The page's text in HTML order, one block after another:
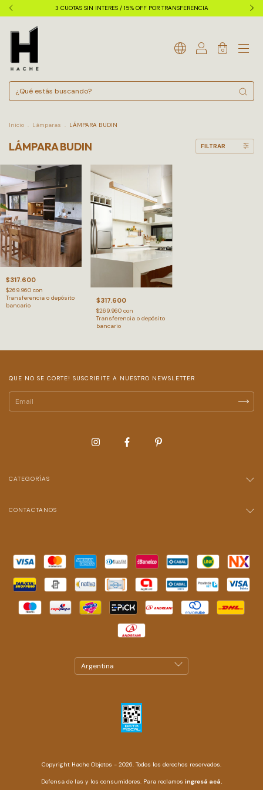
3 CUOTAS SIN INTERES / 15% OFF POR TRANSFERENCIA
0
Inicio . Lámparas . LÁMPARA BUDIN
LÁMPARA BUDIN FILTRAR
$317.600
$269.960 con
Transferencia o depósito
bancario
$317.600
$269.960con
Transferencia o depósito
bancario
QUE NO SE CORTE! SUSCRIBITE A NUESTRO NEWSLETTER
CATEGORÍAS
CONTACTANOS
Copyright Hache Objetos - 2026. Todos los derechos reservados.
Defensa de las y los consumidores. Para reclamos ingresá acá.